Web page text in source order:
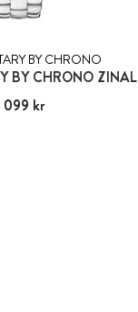
BY CHRONO
BY CHRONO ZINAL
:5 099 kr
099 kr